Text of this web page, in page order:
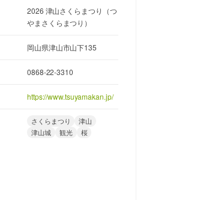
2026 津山さくらまつり（つ
やまさくらまつり）
岡山県津山市山下135
0868-22-3310
https://www.tsuyamakan.jp/
さくらまつり
津山
津山城
観光 桜